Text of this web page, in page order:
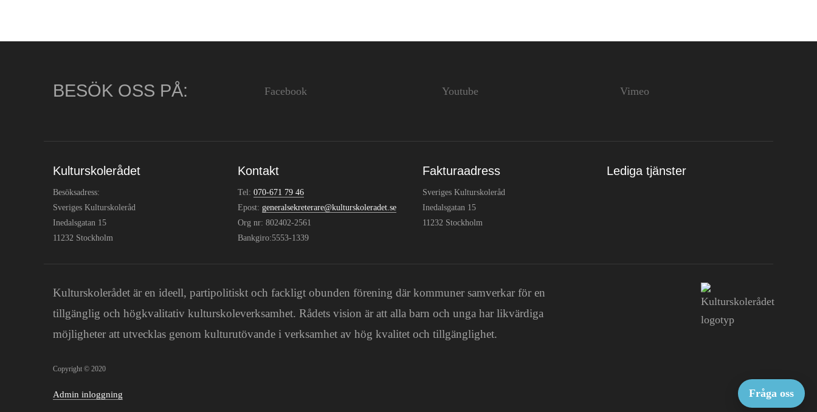
BESÖK OSS PÅ: Facebook Youtube Vimeo
Kulturskolerådet
Besöksadress:
Sveriges Kulturskoleråd
Inedalsgatan 15
11232 Stockholm
Kontakt
Tel: 070-671 79 46
Epost: generalsekreterare@kulturskoleradet.se
Org nr: 802402-2561
Bankgiro:5553-1339
Fakturaadress
Sveriges Kulturskoleråd
Inedalsgatan 15
11232 Stockholm
Lediga tjänster
Kulturskolerådet är en ideell, partipolitiskt och fackligt obunden förening där kommuner samverkar för en
tillgänglig och högkvalitativ kulturskoleverksamhet. Rådets vision är att alla barn och unga har likvärdiga
möjligheter att utvecklas genom kulturutövande i verksamhet av hög kvalitet och tillgänglighet.
Copyright © 2020
Admin inloggning Fråga oss